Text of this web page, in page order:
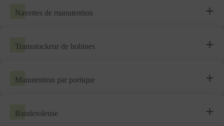
Navettes de manutention
Transstockeur de bobines
Manutention par portique
Banderoleuse